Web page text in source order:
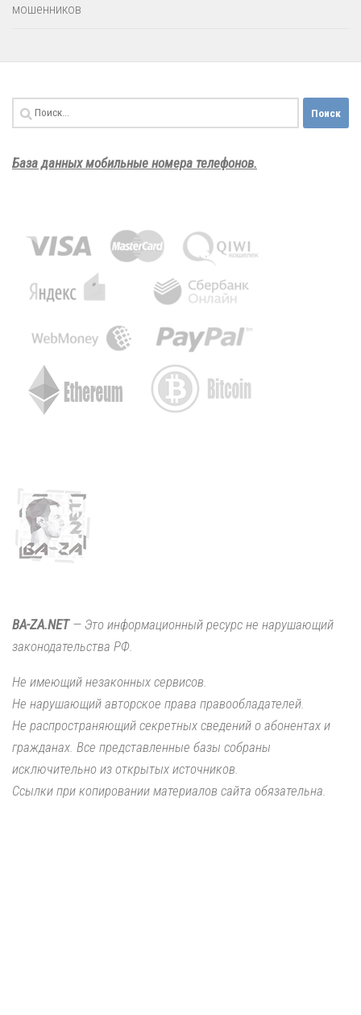
мошенников
Найти:
База данных мобильные номера телефонов.
BA-ZA.NET— Это информационный ресурс не нарушающий
законодательства РФ.
Не имеющий незаконных сервисов.
Не нарушающий авторское права правообладателей.
Не распространяющий секретных сведений о абонентах и
гражданах. Все представленные базы собраны
исключительно из открытых источников.
Ссылки при копировании материалов сайта обязательна.